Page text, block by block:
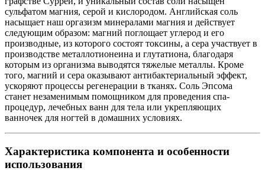
сульфатом магния, серой и кислородом. Английская соль
насыщает наш оргазизм минералами магния и действует
следующим образом: магний поглощает углерод и его
производные, из которого состоят токсины, а сера участвует в
производстве металлотионеина и глутатиона, благодаря
которым из организма выводятся тяжелые металлы. Кроме
того, магний и сера оказывают антибактериальный эффект,
ускоряют процессы регенерации в тканях. Соль Эпсома
станет незаменимым помощником для проведения спа-
процедур, лечебных ванн для тела или укрепляющих
ванночек для ногтей в домашних условиях.
Характеристика компонента и особенности
использования